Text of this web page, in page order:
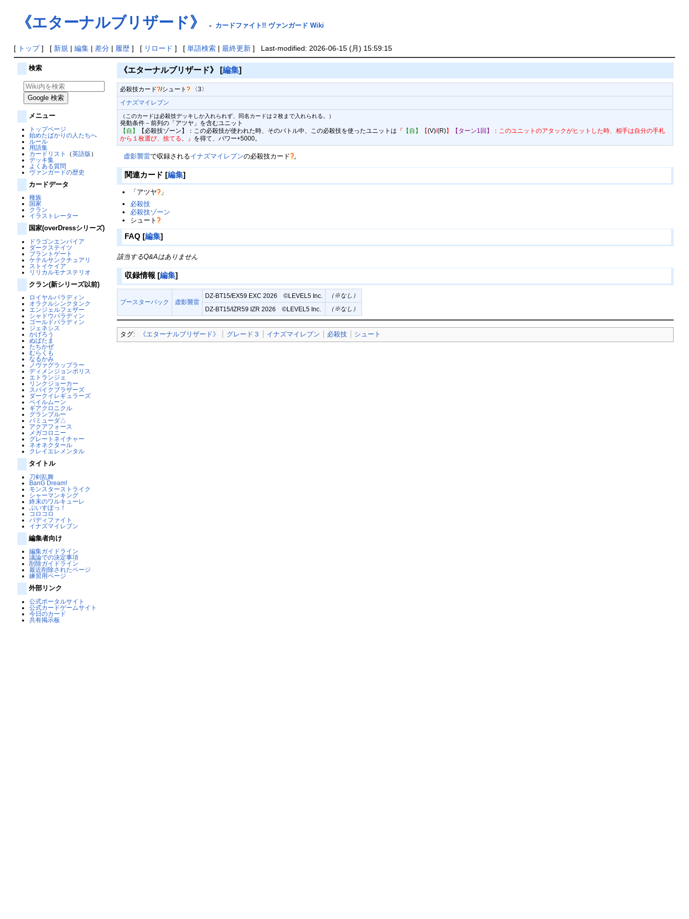
《エターナルブリザード》 - カードファイト!! ヴァンガード Wiki
[ トップ] [ 新規 | 編集| 差分| 履歴] [ リロード ] [ 単語検索| 最終更新] Last-modified: 2026-06-15 (月) 15:59:15
検索
メニュー
トップページ
始めたばかりの人たちへ
ルール
用語集
カードリスト
（英語版 ）
デッキ集
よくある質問
ヴァンガードの歴史
カードデータ
種族
国家
クラン
イラストレーター
国家(overDressシリーズ)
ドラゴンエンパイア
ダークステイツ
ブラントゲート
ケテルサンクチュアリ
ストイケイア
リリカルモナステリオ
クラン(新シリーズ以前)
ロイヤルパラディン
オラクルシンクタンク
エンジェルフェザー
シャドウパラディン
ゴールドパラディン
ジェネシス
かげろう
ぬばたま
たちかぜ
むらくも
なるかみ
ノヴァグラップラー
ディメンジョンポリス
エトランジェ
リンクジョーカー
スパイクブラザーズ
ダークイレギュラーズ
ペイルムーン
ギアクロニクル
グランブルー
バミューダ△
アクアフォース
メガコロニー
グレートネイチャー
ネオネクタール
クレイエレメンタル
タイトル
刀剣乱舞
BanG Dream!
モンスターストライク
シャーマンキング
終末のワルキューレ
ぶいすぽっ！
コロコロ
バディファイト
イナズマイレブン
編集者向け
編集ガイドライン
議論での決定事項
削除ガイドライン
最近削除されたページ
練習用ページ
外部リンク
公式ポータルサイト
公式カードゲームサイト
今日のカード
共有掲示板
《エターナルブリザード》 [編集]
必殺技カード?/シュート? 〈3〉
イナズマイレブン
（このカードは必殺技デッキしか入れられず、同名カードは２枚まで入れられる。）
発動条件－前列の「アツヤ」を含むユニット
【自】
【必殺技ゾーン】：この必殺技が使われた時、そのバトル中、この必殺技を使ったユニットは 『 【自】 【(V)/(R)】 【ターン1回】
：このユニットのアタックがヒットした時、相手は自分の手札
から１枚選び、捨てる。』 を得て、パワー+5000。
虚影襲雷で収録されるイナズマイレブンの必殺技カード?。
関連カード [編集]
「 アツヤ? 」
必殺技
必殺技ゾーン
シュート?
FAQ [編集]
該当するQ&Aはありません
収録情報 [編集]
ブースターパック 虚影襲雷
DZ-BT15/EX59 EXC 2026 ©︎LEVEL5 Inc. （※なし）
DZ-BT15/IZR59 IZR 2026 ©︎LEVEL5 Inc. （※なし）
タグ: 《エターナルブリザード》 グレード３ イナズマイレブン 必殺技 シュート